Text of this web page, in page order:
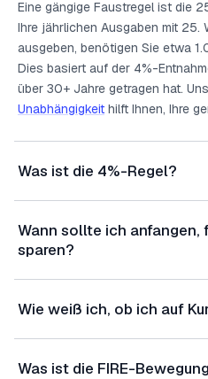
Eine gängige Faustregel ist die
Ihre jährlichen Ausgaben mit
ausgeben, benötigen Sie etwa
Dies basiert auf der 4%-
über 30+ Jahre getragen hat.
Unabhängigkeit hilft Ihnen, Ihre
Was ist die 4%-Regel?
Wann sollte ich anfangen,
sparen?
Wie weiß ich, ob ich auf
Was ist die FIRE-